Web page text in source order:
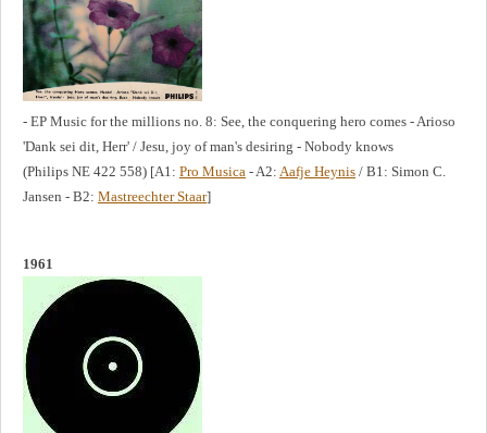
- EP Music for the millions no. 8: See, the conquering hero comes - Arioso
'Dank sei dit, Herr' / Jesu, joy of man's desiring - Nobody knows
(Philips NE 422 558) [A1: Pro Musica - A2: Aafje Heynis / B1: Simon C.
Jansen - B2: Mastreechter Staar]
1961